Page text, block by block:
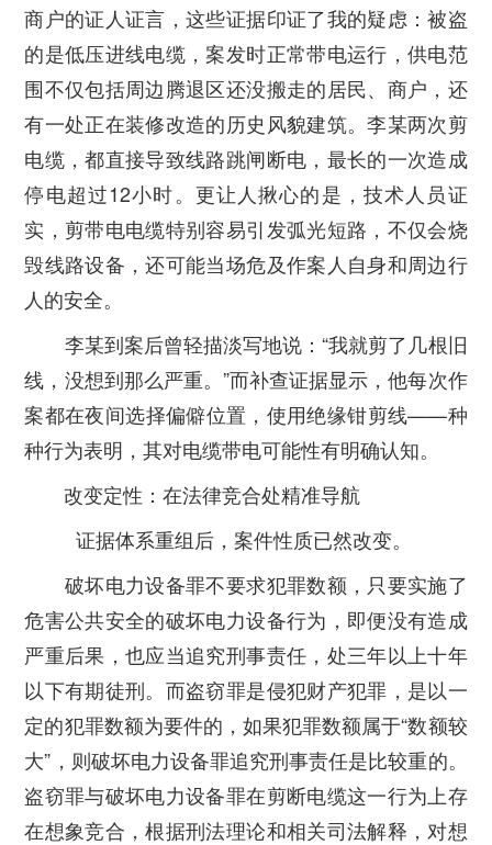
商户的证人证言，这些证据印证了我的疑虑：被盗
的是低压进线电缆，案发时正常带电运行，供电范
围不仅包括周边腾退区还没搬走的居民、商户，还
有一处正在装修改造的历史风貌建筑。李某两次剪
电缆，都直接导致线路跳闸断电，最长的一次造成
停电超过12小时。更让人揪心的是，技术人员证
实，剪带电电缆特别容易引发弧光短路，不仅会烧
毁线路设备，还可能当场危及作案人自身和周边行
人的安全。
李某到案后曾轻描淡写地说：“我就剪了几根旧
线，没想到那么严重。”而补查证据显示，他每次作
案都在夜间选择偏僻位置，使用绝缘钳剪线——种
种行为表明，其对电缆带电可能性有明确认知。
改变定性：在法律竞合处精准导航
证据体系重组后，案件性质已然改变。
破坏电力设备罪不要求犯罪数额，只要实施了
危害公共安全的破坏电力设备行为，即便没有造成
严重后果，也应当追究刑事责任，处三年以上十年
以下有期徒刑。而盗窃罪是侵犯财产犯罪，是以一
定的犯罪数额为要件的，如果犯罪数额属于“数额较
大”，则破坏电力设备罪追究刑事责任是比较重的。
盗窃罪与破坏电力设备罪在剪断电缆这一行为上存
在想象竞合，根据刑法理论和相关司法解释，对想